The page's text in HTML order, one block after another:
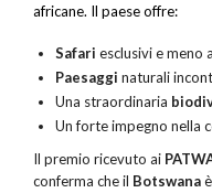
africane. Il paese offre:
Safari esclusivi e meno
Paesaggi naturali
Una straordinaria
Un forte impegno nella
Il premio ricevuto ai
conferma che il Botswana